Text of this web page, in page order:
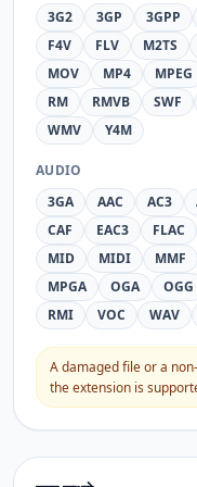
3G2 3GP 3GPP
F4V
FLV M2TS
MOV
MP4 MPEG
RM
RMVB SWF
WMV
Y4M
AUDIO
3GA
AAC AC3
CAF
EAC3 FLAC
MID
MIDI MMF
MPGA
OGA OGG
RMI
VOC WAV
A damaged file or a
the extension is